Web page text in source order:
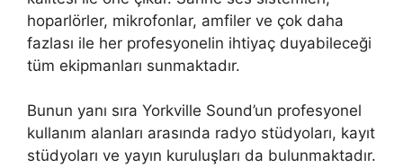
hoparlörler, mikrofonlar, amfiler ve çok daha
fazlası ile her profesyonelin ihtiyaç duyabileceği
tüm ekipmanları sunmaktadır.
Bunun yanı sıra Yorkville Sound’un profesyonel
kullanım alanları arasında radyo stüdyoları, kayıt
stüdyoları ve yayın kuruluşları da bulunmaktadır.